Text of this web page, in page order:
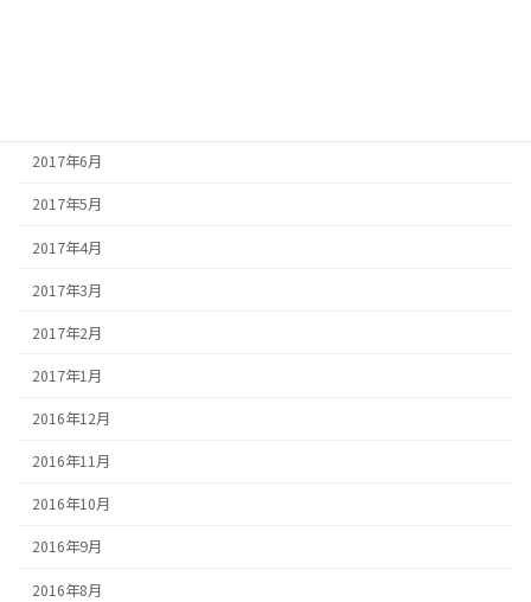
2017年6月
2017年5月
2017年4月
2017年3月
2017年2月
2017年1月
2016年12月
2016年11月
2016年10月
2016年9月
2016年8月